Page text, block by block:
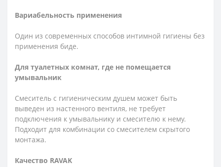
Вариабельность применения
Один из современных способов интимной гигиены без
применения биде.
Для туалетных комнат, где не помещается
умывальник
Смеситель с гигиеническим душем может быть
выведен из настенного вентиля, не требует
подключения к умывальнику и смесителю к нему.
Подходит для комбинации со смесителем скрытого
монтажа.
Качество RAVAK